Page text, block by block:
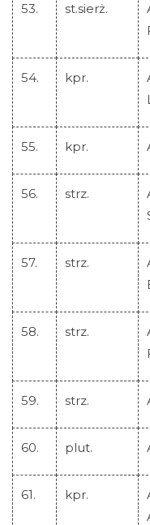
53. st.sierż.
54. kpr.
55. kpr.
56. strz.
57. strz.
58. strz.
59. strz.
60. plut.
61. kpr.